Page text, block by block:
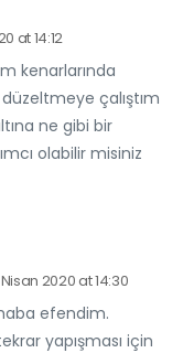
at 14:12
kenarlarında
çalıştım
ne gibi bir
olabilir misiniz
2020 at 14:30
efendim.
yapışması için